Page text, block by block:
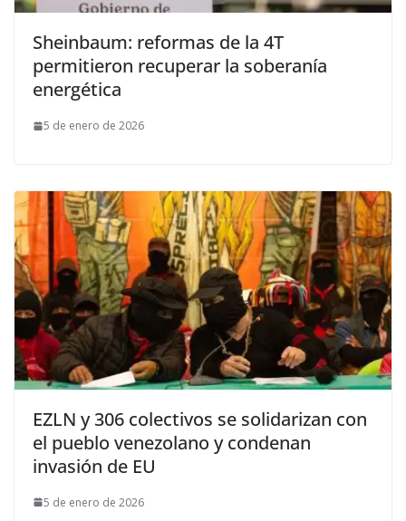
Sheinbaum: reformas de la 4T
permitieron recuperar la soberanía
energética
5 de enero de 2026
EZLN y 306 colectivos se solidarizan con
el pueblo venezolano y condenan
invasión de EU
5 de enero de 2026